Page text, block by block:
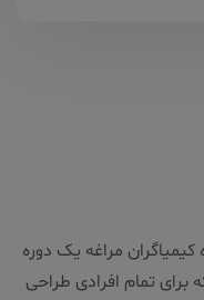
مراغه یک دوره
تمام افرادی طراحی